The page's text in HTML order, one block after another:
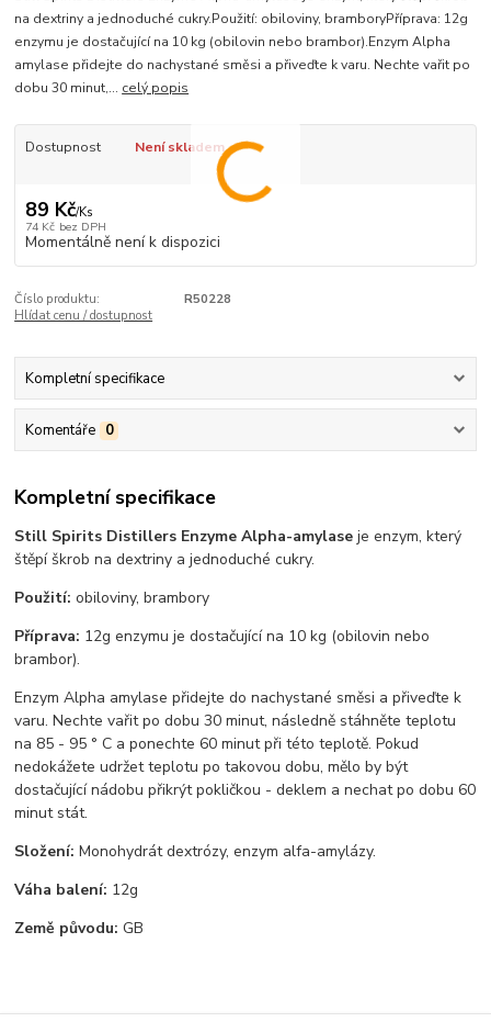
na dextriny a jednoduché cukry.Použití: obiloviny, bramboryPříprava: 12g
enzymu je dostačující na 10 kg (obilovin nebo brambor).Enzym Alpha
amylase přidejte do nachystané směsi a přiveďte k varu. Nechte vařit po
dobu 30 minut,... celý popis
Dostupnost Není skladem
89 Kč/Ks
74 Kč bez DPH
Momentálně není k dispozici
Číslo produktu:
R50228
Hlídat cenu / dostupnost
Kompletní specifikace
Komentáře 0
Kompletní specifikace
Still Spirits Distillers Enzyme Alpha-amylaseje enzym, který
štěpí škrob na dextriny a jednoduché cukry.
Použití:obiloviny, brambory
Příprava: 12g enzymu je dostačující na 10 kg (obilovin nebo
brambor).
Enzym Alpha amylase přidejte do nachystané směsi a přiveďte k
varu. Nechte vařit po dobu 30 minut, následně stáhněte teplotu
na 85 - 95 ° C a ponechte 60 minut při této teplotě. Pokud
nedokážete udržet teplotu po takovou dobu, mělo by být
dostačující nádobu přikrýt pokličkou - deklem a nechat po dobu 60
minut stát.
Složení: Monohydrát dextrózy, enzym alfa-amylázy.
Váha balení: 12g
Země původu: GB
Zboží zařazeno v kategoriích